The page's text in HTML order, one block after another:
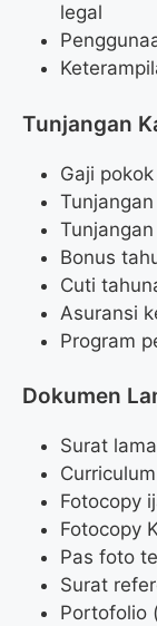
legal
Tunjangan
Gaji
Bonus
Cuti
Asuransi
Program
Dokumen
Surat
Fotocopy
Fotocopy
Pas foto
Surat
Portofolio